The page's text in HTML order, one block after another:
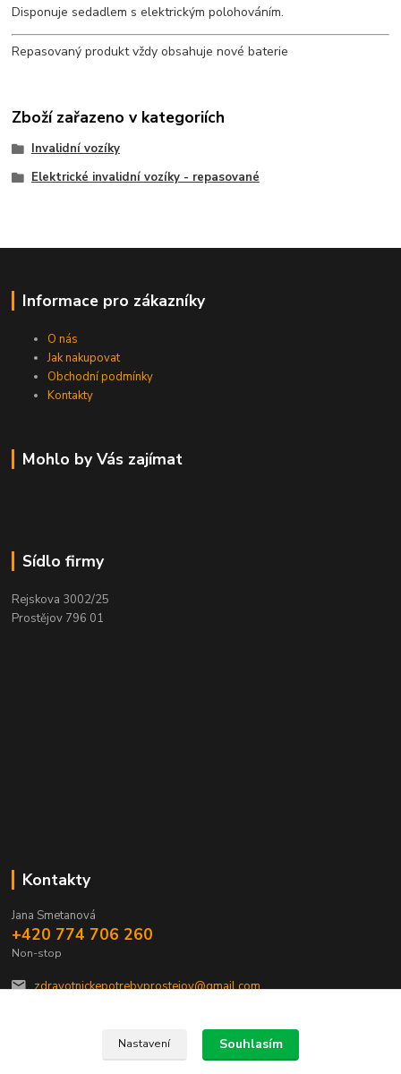
Disponuje sedadlem s elektrickým polohováním.
Repasovaný produkt vždy obsahuje nové baterie
Zboží zařazeno v kategoriích
Invalidní vozíky
Elektrické invalidní vozíky - repasované
Informace pro zákazníky
O nás
Jak nakupovat
Obchodní podmínky
Kontakty
Mohlo by Vás zajímat
Sídlo firmy
Rejskova 3002/25
Prostějov 796 01
Kontakty
Jana Smetanová
+420 774 706 260
Non-stop
zdravotnickepotrebyprostejov@gmail.com
Nastavení Souhlasím